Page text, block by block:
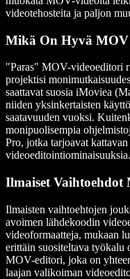
videotehosteita ja paljon
Mikä On Hyvä MOV
"Paras" MOV-videoeditori
projektisi
saattavat suosia iMoviea
niiden yksinkertaisten
saatavuuden vuoksi.
monipuolisempia
Pro, jotka tarjoavat
videoeditointiominaisuuksia.
Ilmaiset
Ilmaisten vaihtoehtojen
avoimen lähdekoodin
videoformaatteja, mukaan
erittäin suositeltava
MOV-editori, joka on
laajan valikoiman